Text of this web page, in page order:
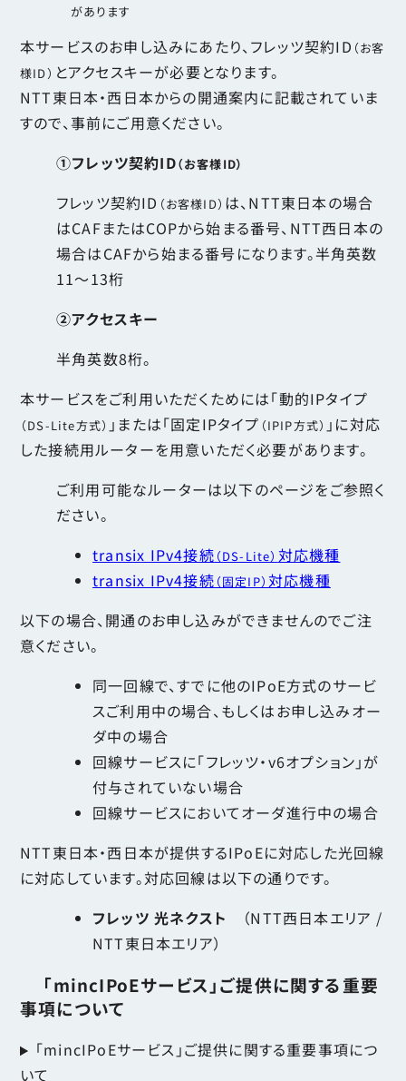
があります
本サービスのお申し込みにあたり、フレッツ契約ID （お客
様ID） とアクセスキーが必要となります。
NTT東日本・西日本からの開通案内に記載されていま
すので、事前にご用意ください。
①フレッツ契約ID（お客様ID）
フレッツ契約ID （お客様ID） は、NTT東日本の場合
はCAFまたはCOPから始まる番号、NTT西日本の
場合はCAFから始まる番号になります。半角英数
11～13桁
②アクセスキー
半角英数8桁。
本サービスをご利用いただくためには「動的IPタイプ
（DS-Lite方式） 」または「固定IPタイプ （IPIP方式） 」に対応
した接続用ルーターを用意いただく必要があります。
ご利用可能なルーターは以下のページをご参照く
ださい。
transix IPv4接続 （DS-Lite） 対応機種
transix IPv4接続 （固定IP）対応機種
以下の場合、開通のお申し込みができませんのでご注
意ください。
同一回線で、すでに他のIPoE方式のサービ
スご利用中の場合、もしくはお申し込みオー
ダ中の場合
回線サービスに「フレッツ・v6オプション」が
付与されていない場合
回線サービスにおいてオーダ進行中の場合
NTT東日本・西日本が提供するIPoEに対応した光回線
に対応しています。対応回線は以下の通りです。
フレッツ 光ネクスト （NTT西日本エリア /
NTT東日本エリア）
「mincIPoEサービス」ご提供に関する重要
事項について
「mincIPoEサービス」ご提供に関する重要事項につ
いて